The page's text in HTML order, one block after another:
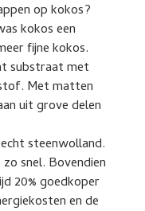
op kokos?
kokos een
fijne kokos.
substraat met
Met matten
uit grove delen
steenwolland.
snel. Bovendien
20% goedkoper
en de